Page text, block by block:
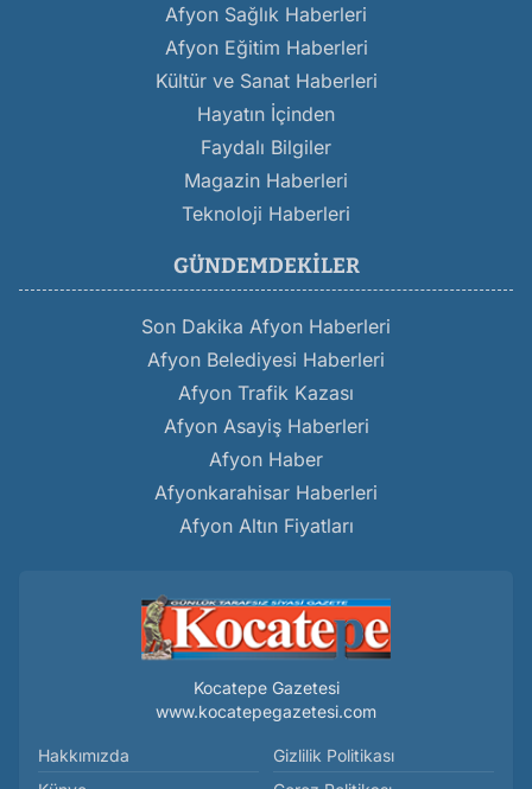
Afyon Sağlık Haberleri
Afyon Eğitim Haberleri
Kültür ve Sanat Haberleri
Hayatın İçinden
Faydalı Bilgiler
Magazin Haberleri
Teknoloji Haberleri
GÜNDEMDEKILER
Son Dakika Afyon Haberleri
Afyon Belediyesi Haberleri
Afyon Trafik Kazası
Afyon Asayiş Haberleri
Afyon Haber
Afyonkarahisar Haberleri
Afyon Altın Fiyatları
Kocatepe Gazetesi
www.kocatepegazetesi.com
Hakkımızda
Gizlilik Politikası